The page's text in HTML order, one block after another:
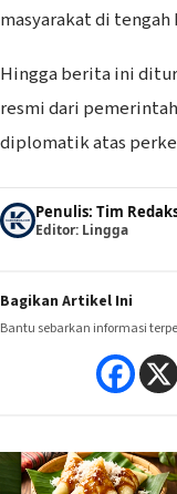
masyarakat di
Hingga berita ini
resmi dari
diplomatik atas
Penulis: Tim
Editor: Lingga
Bagikan Artikel Ini
Bantu sebarkan informasi